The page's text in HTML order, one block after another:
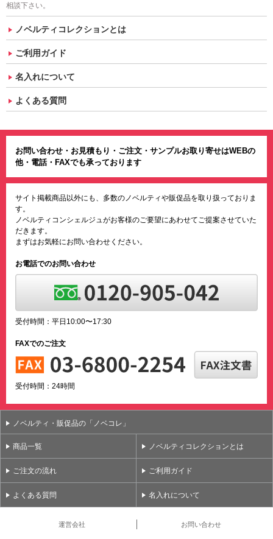
相談下さい。
ノベルティコレクションとは
ご利用ガイド
名入れについて
よくある質問
お問い合わせ・お見積もり・ご注文・サンプルお取り寄せはWEBの
他・電話・FAXでも承っております
サイト掲載商品以外にも、多数のノベルティや販促品を取り扱っておりま
す。
ノベルティコンシェルジュがお客様のご要望にあわせてご提案させていた
だきます。
まずはお気軽にお問い合わせください。
お電話でのお問い合わせ
受付時間：平日10:00〜17:30
FAXでのご注文
受付時間：24時間
ノベルティ・販促品の「ノベコレ」
商品一覧 ノベルティコレクションとは
ご注文の流れ ご利用ガイド
よくある質問 名入れについて
運営会社 お問い合わせ